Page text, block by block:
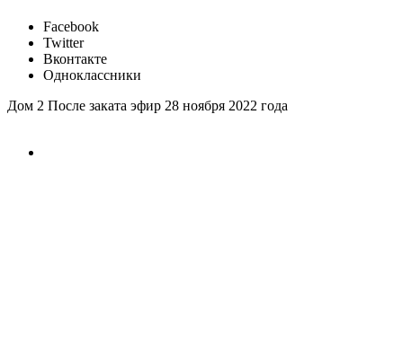
Facebook
Twitter
Вконтакте
Одноклассники
Дом 2 После заката эфир 28 ноября 2022 года